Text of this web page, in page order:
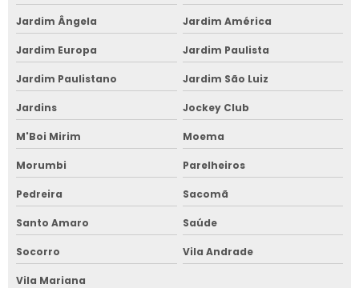
Jardim Ângela Jardim América
Jardim Europa Jardim Paulista
Jardim Paulistano Jardim São Luiz
Jardins Jockey Club
M'Boi Mirim Moema
Morumbi Parelheiros
Pedreira Sacomã
Santo Amaro Saúde
Socorro Vila Andrade
Vila Mariana